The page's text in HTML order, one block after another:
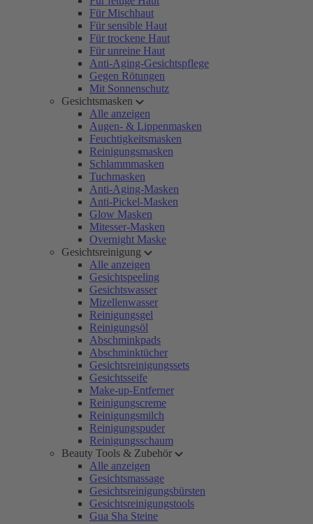
Für Mischhaut
Für sensible Haut
Für trockene Haut
Für unreine Haut
Anti-Aging-Gesichtspflege
Gegen Rötungen
Mit Sonnenschutz
Gesichtsmasken
Alle anzeigen
Augen- & Lippenmasken
Feuchtigkeitsmasken
Reinigungsmasken
Schlammmasken
Tuchmasken
Anti-Aging-Masken
Anti-Pickel-Masken
Glow Masken
Mitesser-Masken
Overnight Maske
Gesichtsreinigung
Alle anzeigen
Gesichtspeeling
Gesichtswasser
Mizellenwasser
Reinigungsgel
Reinigungsöl
Abschminkpads
Abschminktücher
Gesichtsreinigungssets
Gesichtsseife
Make-up-Entferner
Reinigungscreme
Reinigungsmilch
Reinigungspuder
Reinigungsschaum
Beauty Tools & Zubehör
Alle anzeigen
Gesichtsmassage
Gesichtsreinigungsbürsten
Gesichtsreinigungstools
Gua Sha Steine